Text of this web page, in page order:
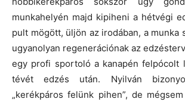
munkahelyén majd kipiheni a hétvégi
pult mögött, üljön az irodában, a munka
ugyanolyan regenerációnak az
egy profi sportoló a kanapén felpócolt
tévét edzés után. Nyilván
„kerékpáros felünk pihen”, de